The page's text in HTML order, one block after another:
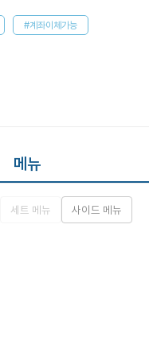
#계좌이체가능
메뉴
세트 메뉴 사이드 메뉴